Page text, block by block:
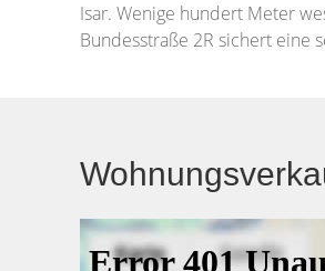
Isar. Wenige hundert Meter
Bundesstraße 2R sichert eine